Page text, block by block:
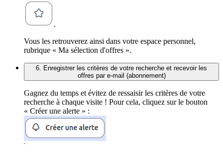
.
Vous les retrouverez ainsi dans votre espace personnel,
rubrique « Ma sélection d'offres ».
6. Enregistrer les critères de votre recherche et recevoir les
offres par e-mail (abonnement)
Gagnez du temps et évitez de ressaisir les critères de votre
recherche à chaque visite ! Pour cela, cliquez sur le bouton
« Créer une alerte » :